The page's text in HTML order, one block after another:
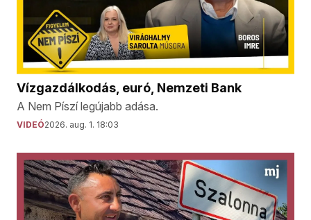
Vízgazdálkodás, euró, Nemzeti Bank
A Nem Píszí legújabb adása.
VIDEÓ2026. aug. 1. 18:03